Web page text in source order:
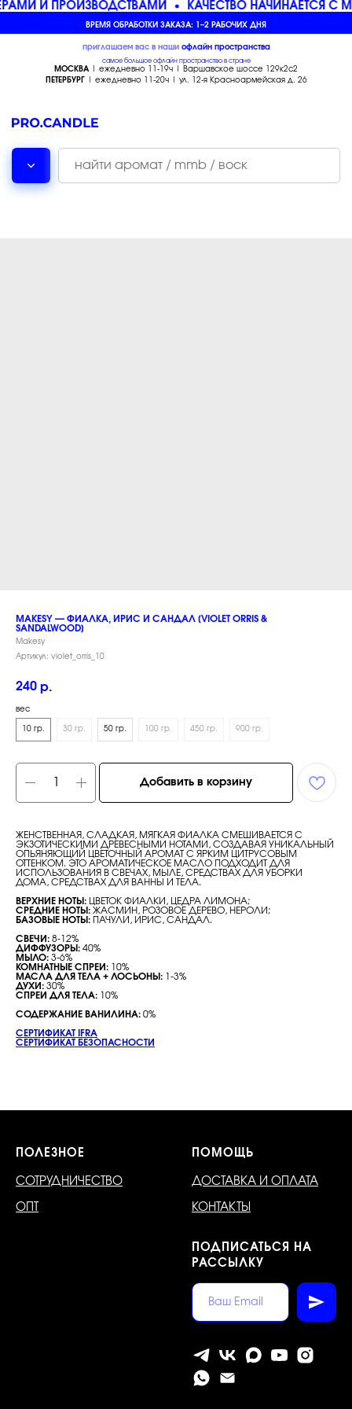
И ПРОИЗВОДСТВАМИ КАЧЕСТВО НАЧИНАЕТСЯ С
ВРЕМЯ ОБРАБОТКИ ЗАКАЗА: 1–2 РАБОЧИХ ДНЯ
приглашаем вас в наши офлайн пространства
самое большое офлайн пространство в стране
МОСКВА| ежедневно 11-19ч | Варшавское шоссе 129к2с2
ПЕТЕРБУРГ| ежедневно 11-20ч | ул. 12-я Красноармейская д. 26
MAKESY — ФИАЛКА, ИРИС И САНДАЛ [VIOLET ORRIS &
SANDALWOOD]
Makesy
Артикул: violet_orris_10
240 р.
вес
10 гр. 30 гр. 50 гр. 100 гр. 450 гр. 900 гр.
Добавить в корзину
ЖЕНСТВЕННАЯ, СЛАДКАЯ, МЯГКАЯ ФИАЛКА СМЕШИВАЕТСЯ С
ЭКЗОТИЧЕСКИМИ ДРЕВЕСНЫМИ НОТАМИ, СОЗДАВАЯ УНИКАЛЬНЫЙ
ОПЬЯНЯЮЩИЙ ЦВЕТОЧНЫЙ АРОМАТ С ЯРКИМ ЦИТРУСОВЫМ
ОТТЕНКОМ. ЭТО АРОМАТИЧЕСКОЕ МАСЛО ПОДХОДИТ ДЛЯ
ИСПОЛЬЗОВАНИЯ В СВЕЧАХ, МЫЛЕ, СРЕДСТВАХ ДЛЯ УБОРКИ
ДОМА, СРЕДСТВАХ ДЛЯ ВАННЫ И ТЕЛА.
ВЕРХНИЕ НОТЫ: ЦВЕТОК ФИАЛКИ, ЦЕДРА ЛИМОНА;
СРЕДНИЕ НОТЫ: ЖАСМИН, РОЗОВОЕ ДЕРЕВО, НЕРОЛИ;
БАЗОВЫЕ НОТЫ: ПАЧУЛИ, ИРИС, САНДАЛ.
СВЕЧИ: 8-12%
ДИФФУЗОРЫ: 40%
МЫЛО: 3-6%
КОМНАТНЫЕ СПРЕИ:
10%
МАСЛА ДЛЯ ТЕЛА + ЛОСЬОНЫ: 1-3%
ДУХИ: 30%
СПРЕИ ДЛЯ ТЕЛА: 10%
СОДЕРЖАНИЕ ВАНИЛИНА: 0%
СЕРТИФИКАТ IFRA
СЕРТИФИКАТ БЕЗОПАСНОСТИ
ПОЛЕЗНОЕ
СОТРУДНИЧЕСТВО
ОПТ
ПОМОЩЬ
ДОСТАВКА И ОПЛАТА
КОНТАКТЫ
ПОДПИСАТЬСЯ НА
РАССЫЛКУ